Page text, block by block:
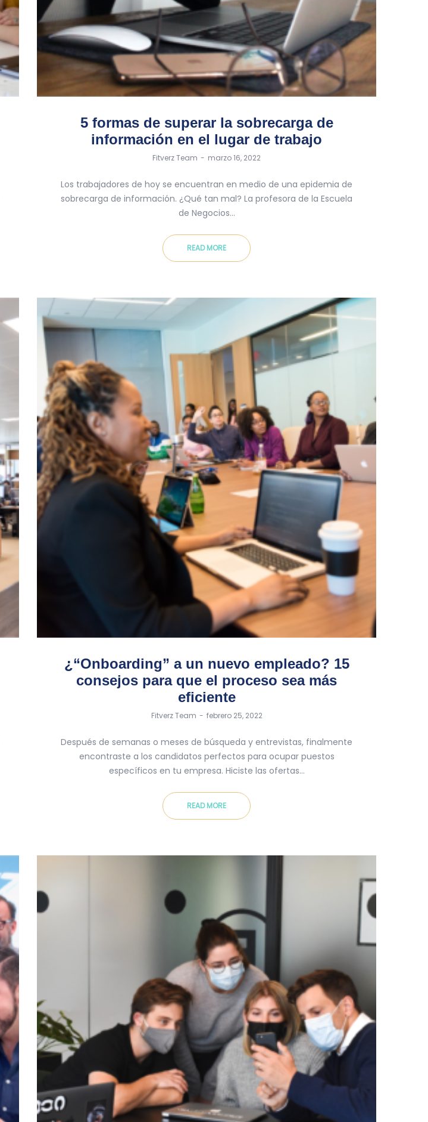
5 formas de superar la sobrecarga de
información en el lugar de trabajo
by
Fitverz Team marzo 16, 2022
Los trabajadores de hoy se encuentran en medio de una epidemia de
sobrecarga de información. ¿Qué tan mal? La profesora de la Escuela
de Negocios…
READ MORE
¿“Onboarding” a un nuevo empleado? 15
consejos para que el proceso sea más
eficiente
by
Fitverz Team febrero 25, 2022
Después de semanas o meses de búsqueda y entrevistas, finalmente
encontraste a los candidatos perfectos para ocupar puestos
específicos en tu empresa. Hiciste las ofertas…
READ MORE